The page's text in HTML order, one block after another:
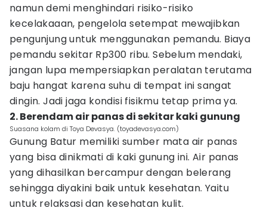
namun demi menghindari risiko-risiko
kecelakaaan, pengelola setempat mewajibkan
pengunjung untuk menggunakan pemandu. Biaya
pemandu sekitar Rp300 ribu. Sebelum mendaki,
jangan lupa mempersiapkan peralatan terutama
baju hangat karena suhu di tempat ini sangat
dingin. Jadi jaga kondisi fisikmu tetap prima ya.
2. Berendam air panas di sekitar kaki gunung
Suasana kolam di Toya Devasya. (toyadevasya.com)
Gunung Batur memiliki sumber mata air panas
yang bisa dinikmati di kaki gunung ini. Air panas
yang dihasilkan bercampur dengan belerang
sehingga diyakini baik untuk kesehatan. Yaitu
untuk relaksasi dan kesehatan kulit.